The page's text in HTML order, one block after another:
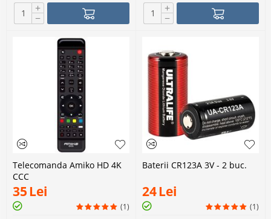
+
−
+
−
Telecomanda Amiko HD 4K
CCC
35Lei
(1)
Baterii CR123A 3V - 2 buc.
24Lei
(1)